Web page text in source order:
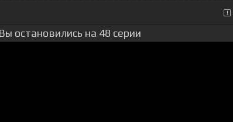
Вы остановились на 48 серии